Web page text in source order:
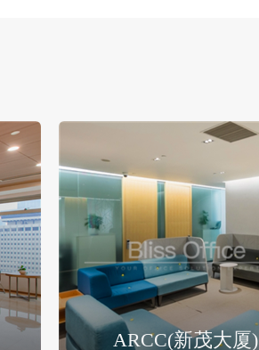
ARCC(新茂大厦)